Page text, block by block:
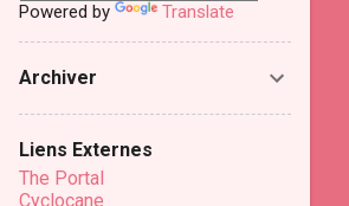
Powered by Translate
Archiver
Liens Externes
The Portal
Cyclocane